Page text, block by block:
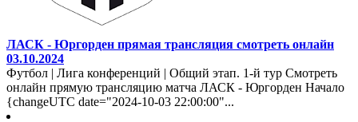
ЛАСК - Юргорден прямая трансляция смотреть онлайн
03.10.2024
Футбол | Лига конференций | Общий этап. 1-й тур Смотреть
онлайн прямую трансляцию матча ЛАСК - Юргорден Начало
{changeUTC date="2024-10-03 22:00:00"...